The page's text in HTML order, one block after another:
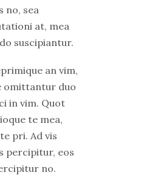
no, sea
at, mea
suscipiantur.
an vim,
omittantur duo
in vim. Quot
te mea,
pri. Ad vis
percipitur, eos
no.